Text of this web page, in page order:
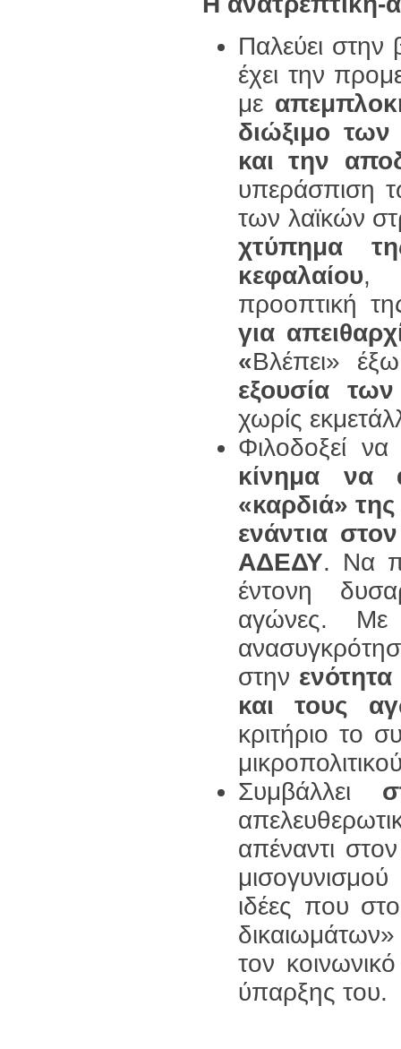
Παλεύει
έχει την
με
διώξιμο
και την
υπεράσπιση
των λαϊκών
χτύπημα
κεφαλαίου
προοπτική
για
«Βλέπει»
εξουσία
χωρίς
Φιλοδοξεί
κίνημα να
«καρδιά»
ενάντια
ΑΔΕΔΥ. Να
έντονη
αγώνες. Με
στην
και τους
κριτήριο το
Συμβάλλει
απέναντι
ιδέες που
τον
ύπαρξης του.